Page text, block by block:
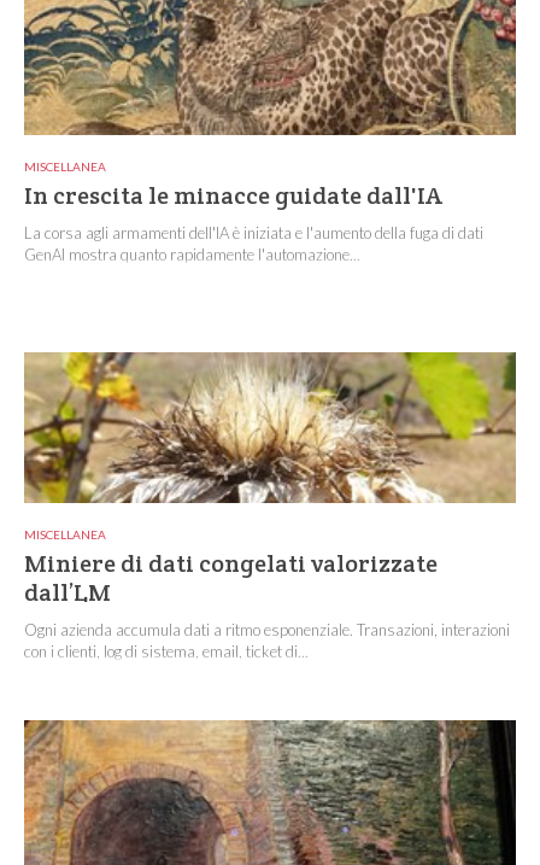
MISCELLANEA
In crescita le minacce guidate dall'IA
La corsa agli armamenti dell'IA è iniziata e l'aumento della fuga di dati
GenAI mostra quanto rapidamente l'automazione...
MISCELLANEA
Miniere di dati congelati valorizzate
dall’LM
Ogni azienda accumula dati a ritmo esponenziale. Transazioni, interazioni
con i clienti, log di sistema, email, ticket di...